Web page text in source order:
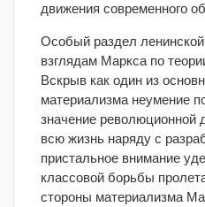
движения современного
Особый раздел
взглядам Маркса по
Вскрыв как один из
материализма неумение
значение революционной
всю жизнь наряду с
пристальное внимание
классовой борьбы
стороны материализма